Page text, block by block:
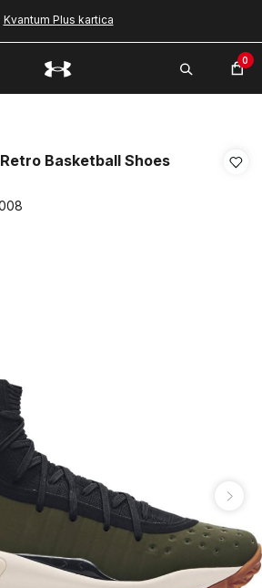
Kvantum Plus kartica
0
Basketball Shoes